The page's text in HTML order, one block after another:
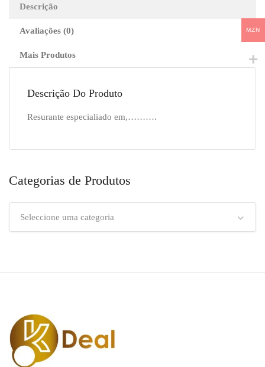
Descrição
Avaliações (0)
Mais Produtos
Descrição Do Produto
Resurante especialiado em,……….
Categorias de Produtos
Seleccione uma categoria
MZN